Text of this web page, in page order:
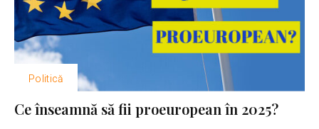
Politică
Ce înseamnă să fii proeuropean în 2025?